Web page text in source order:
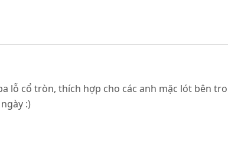
lỗ cổ tròn, thích hợp cho các anh mặc lót bên
:)